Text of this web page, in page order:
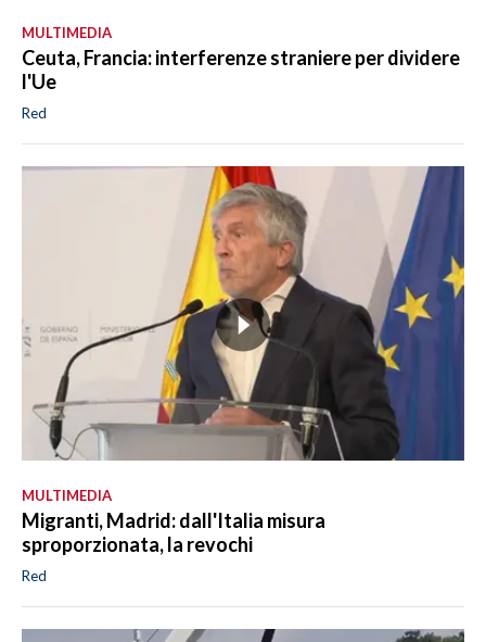
MULTIMEDIA
Ceuta, Francia: interferenze straniere per dividere
l'Ue
Red
MULTIMEDIA
Migranti, Madrid: dall'Italia misura
sproporzionata, la revochi
Red